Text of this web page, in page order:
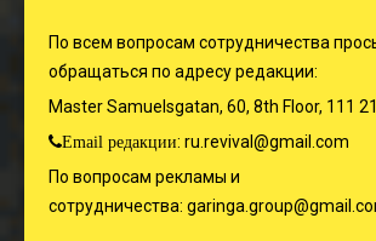
По всем вопросам сотрудничества
обращаться по адресу редакции:
Master Samuelsgatan, 60, 8th Floor, 111
Email редакции: ru.revival@gmail.com
По вопросам рекламы и
сотрудничества: